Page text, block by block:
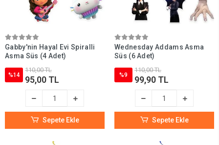
Gabby'nin Hayal Evi Spiralli
Asma Süs (4 Adet)
%14
110,00 TL
95,00 TL
Sepete Ekle
Wednesday Addams Asma
Süs (6 Adet)
%9
110,00 TL
99,90 TL
Sepete Ekle